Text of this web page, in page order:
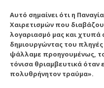
Αυτό σημαίνει ότι η
Χαιρετισμών που
λογαριασμό μας και
δημιουργώντας του
ψάλλαμε προηγουμένως,
τόνισα θριαμβευτικά
πολυθρήνητον τραύμα».